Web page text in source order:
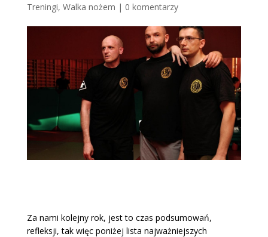
Treningi, Walka nożem | 0 komentarzy
Za nami kolejny rok, jest to czas podsumowań,
refleksji, tak więc poniżej lista najważniejszych